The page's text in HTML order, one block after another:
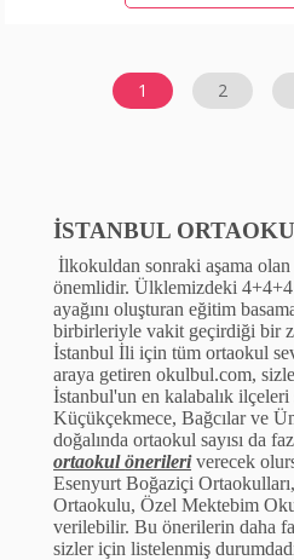
1 2
İSTANBUL
İlkokuldan sonraki aşama
önemlidir.Ülklemizdeki
ayağını oluşturan eğitim
birbirleriyle vakit geçirdiği bir
İstanbul İli için tüm ortaokul
araya getiren okulbul.com,
İstanbul'un en kalabalık ilçeleri
Küçükçekmece, Bağcılar veÜ
doğalında ortaokul sayısı da
ortaokulönerileriverecek
Esenyurt Boğaziçi
Ortaokulu,Özel Mektebim
verilebilir. Buönerilerin daha
sizler için listelenmiş